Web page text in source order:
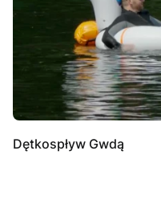
Dętkospływ Gwdą